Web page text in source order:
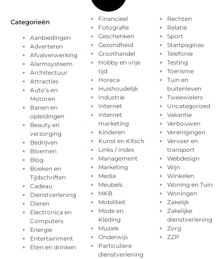
Categorieën
Aanbiedingen
Adverteren
Afvalverwerking
Alarmsysteem
Architectuur
Attracties
Auto’s en
Motoren
Banen en
opleidingen
Beauty en
verzorging
Bedrijven
Bloemen
Blog
Boeken en
Tijdschriften
Cadeau
Dienstverlening
Dieren
Electronica en
Computers
Energie
Entertainment
Eten en drinken
Financieel
Fotografie
Geschenken
Gezondheid
Groothandel
Hobby en vrije
tijd
Horeca
Huishoudelijk
Industrie
Internet
Internet
marketing
Kinderen
Kunst en Kitsch
Links / Index
Management
Marketing
Media
Meubels
MKB
Mobiliteit
Mode en
Kleding
Muziek
Onderwijs
Particuliere
dienstverlening
Rechten
Relatie
Sport
Startpaginas
Telefonie
Testing
Toerisme
Tuin en
buitenleven
Tweewielers
Uncategorized
Vakantie
Verbouwen
Verenigingen
Vervoer en
transport
Webdesign
Wijn
Winkelen
Woning en Tuin
Woningen
Zakelijk
Zakelijke
dienstverlening
Zorg
ZZP